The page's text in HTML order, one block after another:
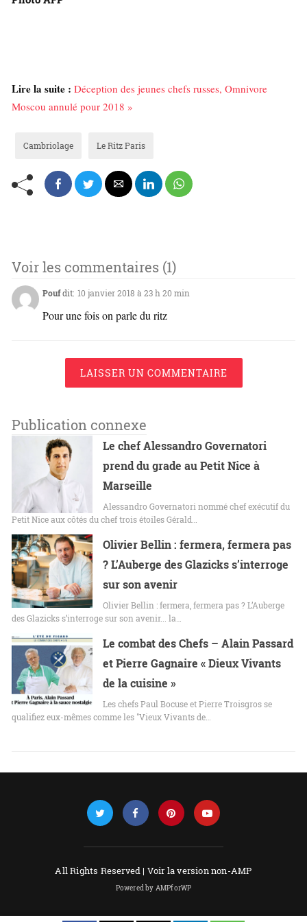
Lire la suite : Déception des jeunes chefs russes, Omnivore
Moscou annulé pour 2018 »
Cambriolage Le Ritz Paris
Voir les commentaires (1)
Poufdit: 10 janvier 2018 à 23 h 20 min
Pour une fois on parle du ritz
LAISSER UN COMMENTAIRE
Publication connexe
Le chef Alessandro Governatori
prend du grade au Petit Nice à
Marseille
Alessandro Governatori nommé chef exécutif du
Petit Nice aux côtés du chef trois étoiles Gérald…
Olivier Bellin : fermera, fermera pas
? L’Auberge des Glazicks s’interroge
sur son avenir
Olivier Bellin : fermera, fermera pas ? L’Auberge
des Glazicks s’interroge sur son avenir... la…
Le combat des Chefs – Alain Passard
et Pierre Gagnaire « Dieux Vivants
de la cuisine »
Les chefs Paul Bocuse et Pierre Troisgros se
qualifiez eux-mêmes comme les "Vieux Vivants de…
All Rights Reserved | Voir la version non-AMP
Powered by AMPforWP